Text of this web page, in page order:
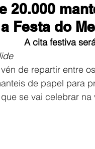
20.000
Festa do
A cita festiva
de repartir entre
de papel para
se vai celebrar